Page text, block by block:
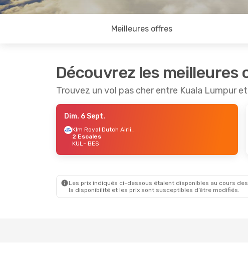
Meilleures offres
Découvrez les meilleures
Trouvez un vol pas cher entre Kuala Lumpur
Dim. 6 Sept.
Klm Royal Dutch Airlines
2 Escales
KUL- BES
Les prix indiqués ci-dessous étaient disponibles au cours
la disponibilité et les prix sont susceptibles d’être modifiés.